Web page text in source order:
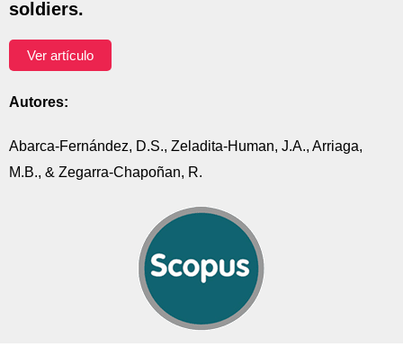
soldiers.
Ver artículo
Autores:
Abarca-Fernández, D.S., Zeladita-Human, J.A., Arriaga,
M.B., & Zegarra-Chapoñan, R.